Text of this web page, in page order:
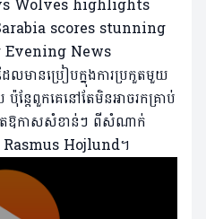
លមានប្រៀបក្នុងការប្រកួតមួយ
ន្តែពួកគេនៅតែមិនអាចរកគ្រាប់
បូតឱកាសសំខាន់ៗ​ ពីសំណាក់
Hojlund។